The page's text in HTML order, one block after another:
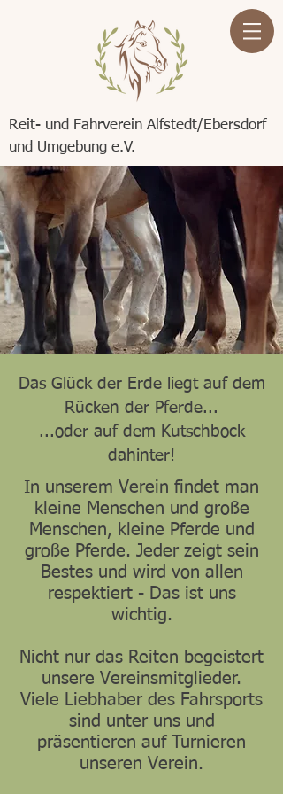
Reit- und Fahrverein Alfstedt/Ebersdorf
und Umgebung e.V.
Das Glück der Erde liegt auf dem
Rücken der Pferde...
...oder auf dem Kutschbock
dahinter!
In unserem Verein findet man
kleine Menschen und große
Menschen, kleine Pferde und
große Pferde. Jeder zeigt sein
Bestes und wird von allen
respektiert - Das ist uns
wichtig.
Nicht nur das Reiten begeistert
unsere Vereinsmitglieder.
Viele Liebhaber des Fahrsports
sind unter uns und
präsentieren auf Turnieren
unseren Verein.